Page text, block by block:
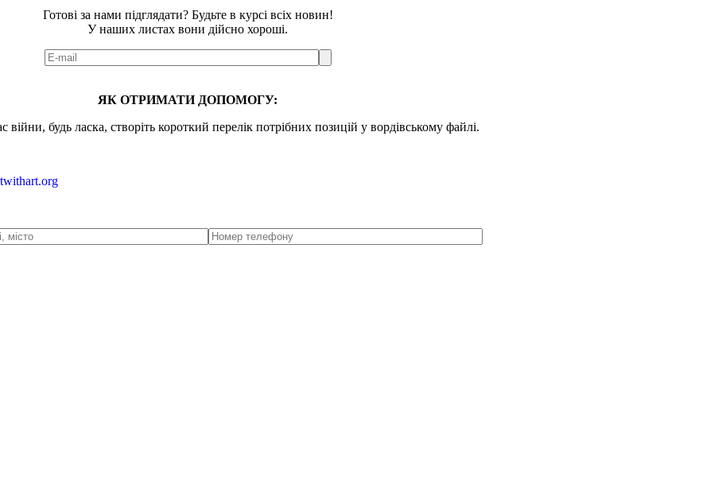
Готові за нами підглядати? Будьте в курсі всіх новин!
У наших листах вони дійсно хороші.
ЯК ОТРИМАТИ ДОПОМОГУ:
будь ласка, створіть короткий перелік потрібних позицій у вордівському файлі.